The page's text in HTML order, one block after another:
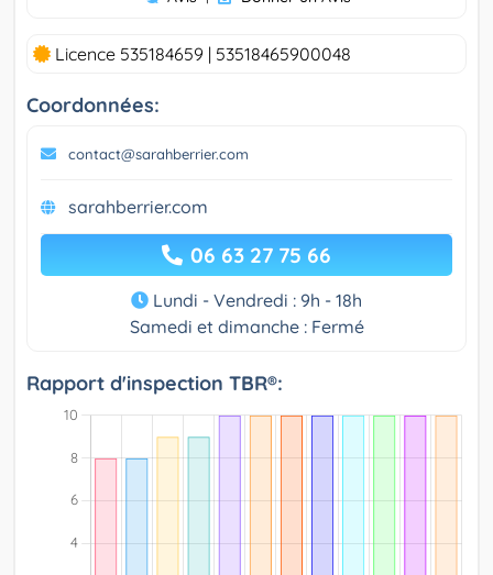
Licence 535184659 | 53518465900048
Coordonnées:
contact@sarahberrier.com
sarahberrier.com
06 63 27 75 66
Lundi - Vendredi : 9h - 18h
Samedi et dimanche : Fermé
Rapport d'inspection TBR®: